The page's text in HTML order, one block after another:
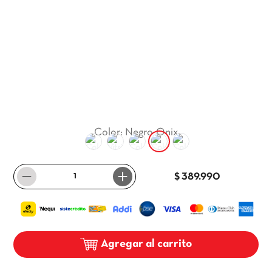
Color: Negro_Onix
＋
－ $ 389.990
Agregar al carrito